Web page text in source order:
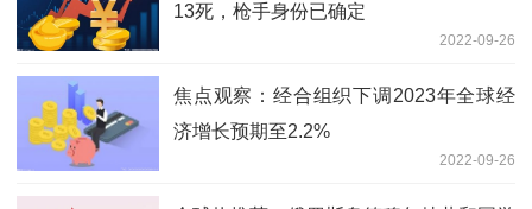
13死，枪手身份已确定
2022-09-26
焦点观察：经合组织下调2023年全球经
济增长预期至2.2%
2022-09-26